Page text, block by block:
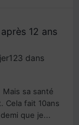
12 ans
dans
sa santé
Cela fait 10ans
que je...